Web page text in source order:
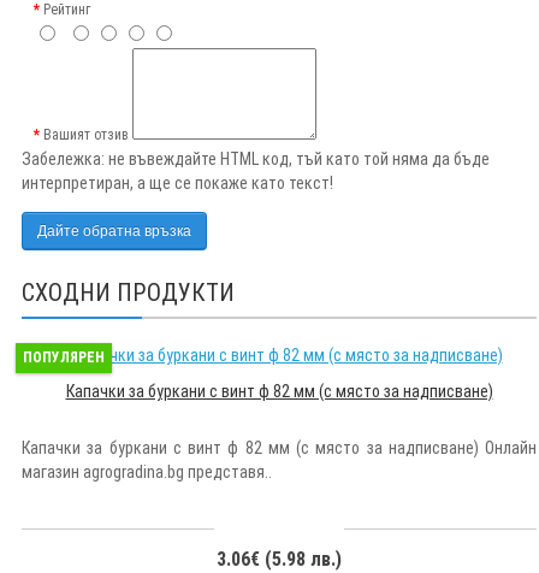
Рейтинг
Вашият отзив
Забележка: не въвеждайте HTML код, тъй като той няма да бъде
интерпретиран, а ще се покаже като текст!
Дайте обратна връзка
СХОДНИ ПРОДУКТИ
ПОПУЛЯРЕН
Капачки за буркани с винт ф 82 мм (с място за надписване)
Капачки за буркани с винт ф 82 мм (с място за надписване) Онлайн
магазин agrogradina.bg представя..
3.06€ (5.98 лв.)